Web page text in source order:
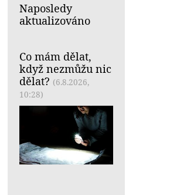
Naposledy
aktualizováno
Co mám dělat,
když nezmůžu nic
dělat? (6.8.2026,
10:28)